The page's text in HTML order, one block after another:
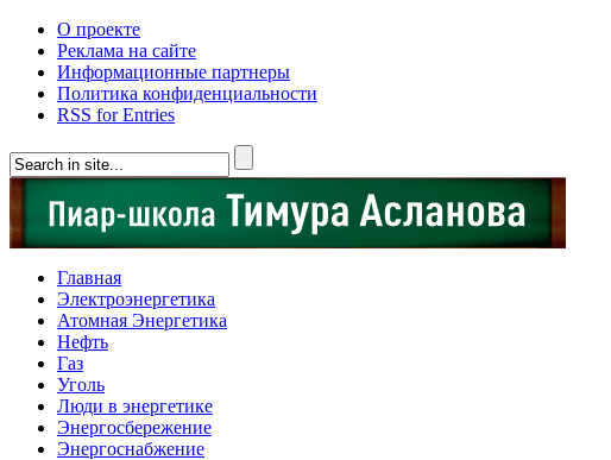
О проекте
Реклама на сайте
Информационные партнеры
Политика конфиденциальности
RSS for Entries
Главная
Электроэнергетика
Атомная Энергетика
Нефть
Газ
Уголь
Люди в энергетике
Энергосбережение
Энергоснабжение